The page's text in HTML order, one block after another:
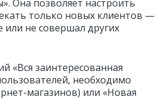
Она позволяет настроить
только новых клиентов —
или не совершал других
«Вся заинтересованная
необходимо
магазинов) или «Новая